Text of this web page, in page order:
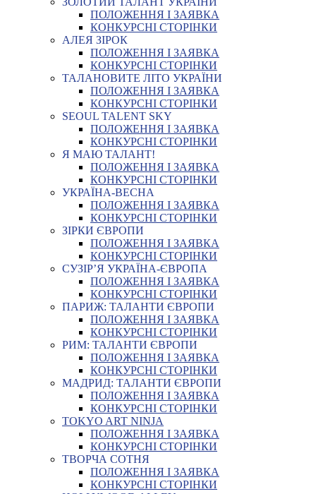
ПОЛОЖЕННЯ І ЗАЯВКА
КОНКУРСНІ СТОРІНКИ
АЛЕЯ ЗІРОК
ПОЛОЖЕННЯ І ЗАЯВКА
КОНКУРСНІ СТОРІНКИ
ТАЛАНОВИТЕ ЛІТО УКРАЇНИ
ПОЛОЖЕННЯ І ЗАЯВКА
КОНКУРСНІ СТОРІНКИ
SEOUL TALENT SKY
ПОЛОЖЕННЯ І ЗАЯВКА
КОНКУРСНІ СТОРІНКИ
Я МАЮ ТАЛАНТ!
ПОЛОЖЕННЯ І ЗАЯВКА
КОНКУРСНІ СТОРІНКИ
УКРАЇНА-ВЕСНА
ПОЛОЖЕННЯ І ЗАЯВКА
КОНКУРСНІ СТОРІНКИ
ЗІРКИ ЄВРОПИ
ПОЛОЖЕННЯ І ЗАЯВКА
КОНКУРСНІ СТОРІНКИ
СУЗІР’Я УКРАЇНА-ЄВРОПА
ПОЛОЖЕННЯ І ЗАЯВКА
КОНКУРСНІ СТОРІНКИ
ПАРИЖ: ТАЛАНТИ ЄВРОПИ
ПОЛОЖЕННЯ І ЗАЯВКА
КОНКУРСНІ СТОРІНКИ
РИМ: ТАЛАНТИ ЄВРОПИ
ПОЛОЖЕННЯ І ЗАЯВКА
КОНКУРСНІ СТОРІНКИ
МАДРИД: ТАЛАНТИ ЄВРОПИ
ПОЛОЖЕННЯ І ЗАЯВКА
КОНКУРСНІ СТОРІНКИ
TOKYO ART NINJA
ПОЛОЖЕННЯ І ЗАЯВКА
КОНКУРСНІ СТОРІНКИ
ТВОРЧА СОТНЯ
ПОЛОЖЕННЯ І ЗАЯВКА
КОНКУРСНІ СТОРІНКИ